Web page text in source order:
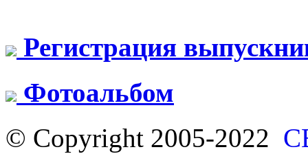
Регистрация
Фотоальбом
© Copyright 2005-2022